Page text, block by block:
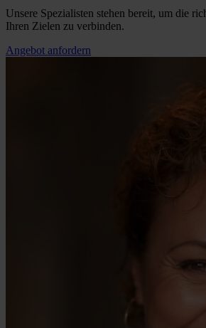
Unsere Spezialisten stehen bereit, um die
Ihren Zielen zu verbinden.
Angebot anfordern